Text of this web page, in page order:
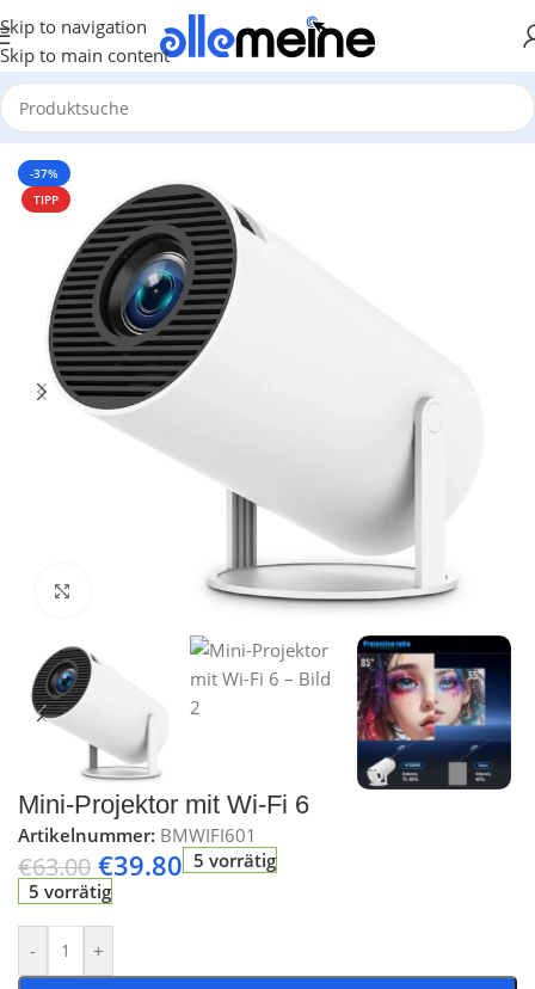
Skip to navigation
Skip to main content
Start/TV & Heimkino/Beamer
-37%
TIPP
Klick zum Vergrößern
Mini-Projektor mit Wi-Fi 6
Artikelnummer: BMWIFI601
€63.00 €39.80 5 vorrätig
5 vorrätig
- +